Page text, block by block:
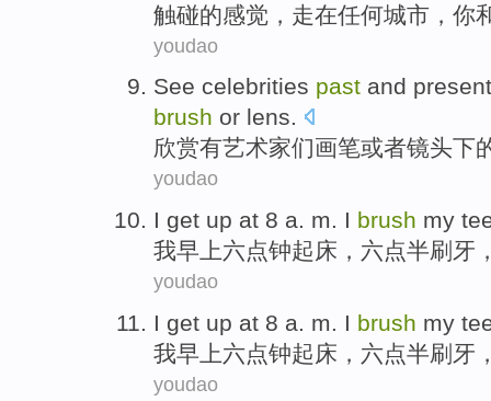
触碰的感觉 ， 走在任何城市 ， 你
youdao
See celebrities past and present
brush or lens.
欣赏有艺术家们画笔或者镜头下
youdao
I get up at 8 a. m. I brush my
我早上六点钟起床 ，六点半刷牙
youdao
I get up at 8 a. m. I brush my
我早上六点钟起床 ，六点半刷牙
youdao